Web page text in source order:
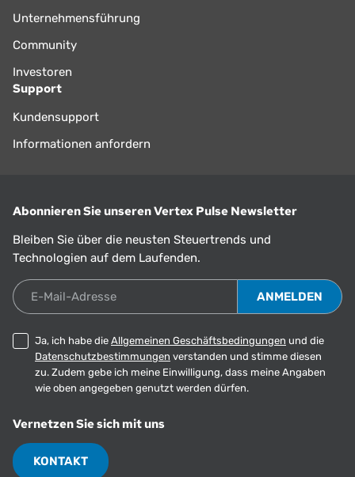
Unternehmensführung
Community
Investoren
Support
Kundensupport
Informationen anfordern
Abonnieren Sie unseren Vertex Pulse Newsletter
Bleiben Sie über die neusten Steuertrends und
Technologien auf dem Laufenden.
E-Mail-Adresse
Ja, ich habe die Allgemeinen Geschäftsbedingungen und die
Datenschutzbestimmungen verstanden und stimme diesen
zu. Zudem gebe ich meine Einwilligung, dass meine Angaben
wie oben angegeben genutzt werden dürfen.
Vernetzen Sie sich mit uns
KONTAKT